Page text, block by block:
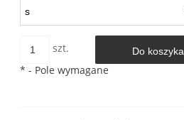
szt. Do koszyka
* - Pole wymagane